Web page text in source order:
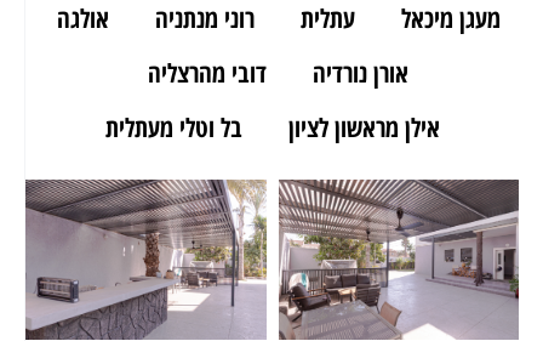
מעגן מיכאל
עתלית רוני מנתניה
אולגה
אורן נורדיה
דובי מהרצליה
אילן מראשון לציון
בל וטלי מעתלית